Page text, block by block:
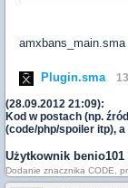
amxbans_main.sma
Plugin.sma
(28.09.2012 21:09):
Kod w postach (np.
(code/php/spoiler itp),
Użytkownik benio101
Dodanie znacznika CODE,